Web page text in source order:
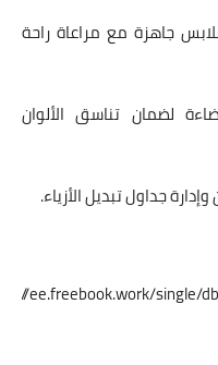
جاهزة مع مراعاة راحة
لضمان تناسق الألوان
جداول تبديل الأزياء.
ee.freebook.work/single/